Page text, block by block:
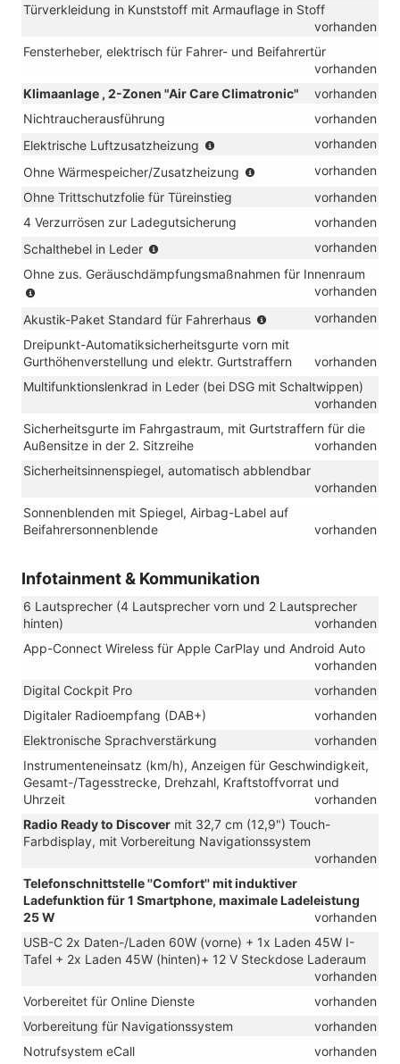
Türverkleidung in Kunststoff mit Armauflage in Stoff
vorhanden
Fensterheber, elektrisch für Fahrer- und Beifahrertür
vorhanden
Klimaanlage , 2-Zonen "Air Care Climatronic"
vorhanden
Nichtraucherausführung
vorhanden
Elektrische Luftzusatzheizung
Verbindung
mit
vorhanden
Ohne Wärmespeicher/Zusatzheizung
Verbindung
vorhanden
Ohne Trittschutzfolie für Türeinstieg
vorhanden
4 Verzurrösen zur Ladegutsicherung
vorhanden
Schalthebel in Leder
vorhanden
Ohne zus. Geräuschdämpfungsmaßnahmen für Innenraum
Verbindung
mit
TSI
eHybrid)
vorhanden
Akustik-Paket Standard für Fahrerhaus
Verbindung
mit
TDI)
vorhanden
Dreipunkt-Automatiksicherheitsgurte vorn mit
Gurthöhenverstellung und elektr. Gurtstraffern
vorhanden
Multifunktionslenkrad in Leder (bei DSG mit Schaltwippen)
vorhanden
Sicherheitsgurte im Fahrgastraum, mit Gurtstraffern für die
Außensitze in der 2. Sitzreihe
vorhanden
Sicherheitsinnenspiegel, automatisch abblendbar
vorhanden
Sonnenblenden mit Spiegel, Airbag-Label auf
Beifahrersonnenblende
vorhanden
Infotainment & Kommunikation
6 Lautsprecher (4 Lautsprecher vorn und 2 Lautsprecher
hinten)
vorhanden
App-Connect Wireless für Apple CarPlay und Android Auto
vorhanden
Digital Cockpit Pro
vorhanden
Digitaler Radioempfang (DAB+)
vorhanden
Elektronische Sprachverstärkung
vorhanden
Instrumenteneinsatz (km/h), Anzeigen für Geschwindigkeit,
Gesamt-/Tagesstrecke, Drehzahl, Kraftstoffvorrat und
Uhrzeit
vorhanden
Radio Ready to Discover mit 32,7 cm (12,9") Touch-
Farbdisplay, mit Vorbereitung Navigationssystem
vorhanden
Telefonschnittstelle ''Comfort'' mit induktiver
Ladefunktion für 1 Smartphone, maximale Ladeleistung
25 W
vorhanden
USB-C 2x Daten-/Laden 60W (vorne) + 1x Laden 45W I-
Tafel + 2x Laden 45W (hinten)+ 12 V Steckdose Laderaum
vorhanden
Vorbereitet für Online Dienste
vorhanden
Vorbereitung für Navigationssystem
vorhanden
Notrufsystem eCall
vorhanden